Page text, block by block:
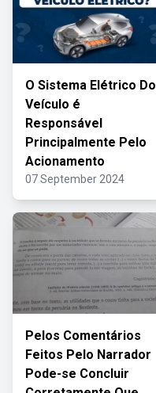
O Sistema Elétrico Do
Veículo é
Responsável
Principalmente Pelo
Acionamento
07 September 2024
Pelos Comentários
Feitos Pelo Narrador
Pode-se Concluir